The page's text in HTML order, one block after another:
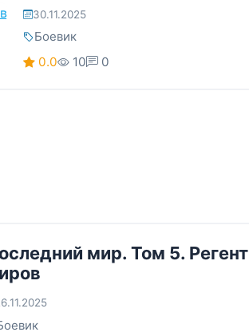
30.11.2025
Боевик
0.0
10 0
мир. Том 5. Регент